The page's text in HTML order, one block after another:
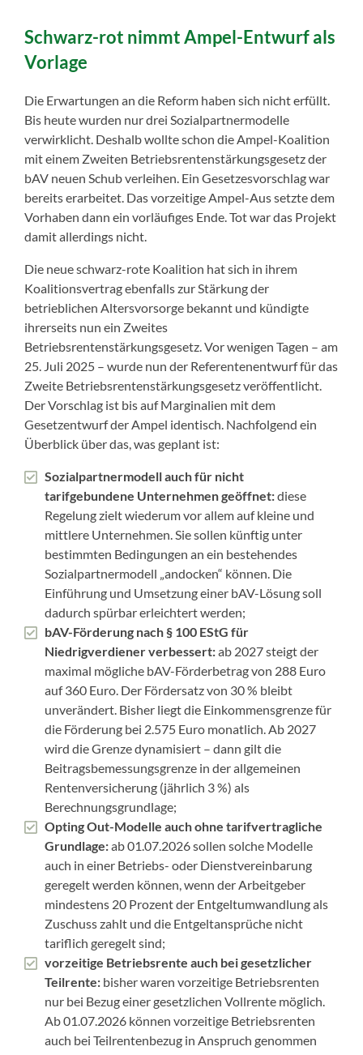
Schwarz-rot nimmt Ampel-Entwurf als
Vorlage
Die Erwartungen an die Reform haben sich nicht erfüllt.
Bis heute wurden nur drei Sozialpartnermodelle
verwirklicht. Deshalb wollte schon die Ampel-Koalition
mit einem Zweiten Betriebsrentenstärkungsgesetz der
bAV neuen Schub verleihen. Ein Gesetzesvorschlag war
bereits erarbeitet. Das vorzeitige Ampel-Aus setzte dem
Vorhaben dann ein vorläufiges Ende. Tot war das Projekt
damit allerdings nicht.
Die neue schwarz-rote Koalition hat sich in ihrem
Koalitionsvertrag ebenfalls zur Stärkung der
betrieblichen Altersvorsorge bekannt und kündigte
ihrerseits nun ein Zweites
Betriebsrentenstärkungsgesetz. Vor wenigen Tagen – am
25. Juli 2025 – wurde nun der Referentenentwurf für das
Zweite Betriebsrentenstärkungsgesetz veröffentlicht.
Der Vorschlag ist bis auf Marginalien mit dem
Gesetzentwurf der Ampel identisch. Nachfolgend ein
Überblick über das, was geplant ist:
Sozialpartnermodell auch für nicht
tarifgebundene Unternehmen geöffnet:diese
Regelung zielt wiederum vor allem auf kleine und
mittlere Unternehmen. Sie sollen künftig unter
bestimmten Bedingungen an ein bestehendes
Sozialpartnermodell „andocken“ können. Die
Einführung und Umsetzung einer bAV-Lösung soll
dadurch spürbar erleichtert werden;
bAV-Förderung nach § 100 EStG für
Niedrigverdiener verbessert:ab 2027 steigt der
maximal mögliche bAV-Förderbetrag von 288 Euro
auf 360 Euro. Der Fördersatz von 30 % bleibt
unverändert. Bisher liegt die Einkommensgrenze für
die Förderung bei 2.575 Euro monatlich. Ab 2027
wird die Grenze dynamisiert – dann gilt die
Beitragsbemessungsgrenze in der allgemeinen
Rentenversicherung (jährlich 3 %) als
Berechnungsgrundlage;
Opting Out-Modelle auch ohne tarifvertragliche
Grundlage:ab 01.07.2026 sollen solche Modelle
auch in einer Betriebs- oder Dienstvereinbarung
geregelt werden können, wenn der Arbeitgeber
mindestens 20 Prozent der Entgeltumwandlung als
Zuschuss zahlt und die Entgeltansprüche nicht
tariflich geregelt sind;
vorzeitige Betriebsrente auch bei gesetzlicher
Teilrente: bisher waren vorzeitige Betriebsrenten
nur bei Bezug einer gesetzlichen Vollrente möglich.
Ab 01.07.2026 können vorzeitige Betriebsrenten
auch bei Teilrentenbezug in Anspruch genommen